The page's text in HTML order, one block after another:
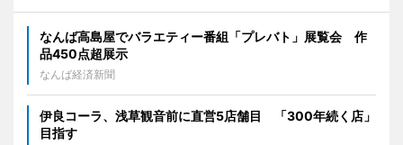
なんば高島屋でバラエティー番組「プレバト」展覧会 作
品450点超展示
なんば経済新聞
伊良コーラ、浅草観音前に直営5店舗目 「300年続く店」
目指す